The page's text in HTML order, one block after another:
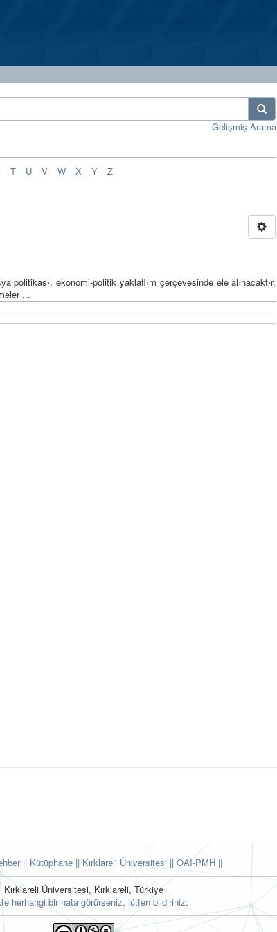
Gelişmiş Arama
T U V W X Y Z
politikas›, ekonomi-politik yaklafl›m çerçevesinde ele al›nacakt›r.
...
|| Kütüphane || Kırklareli Üniversitesi || OAI-PMH ||
Kırklareli Üniversitesi, Kırklareli, Türkiye
herhangi bir hata görürseniz, lütfen bildiriniz: